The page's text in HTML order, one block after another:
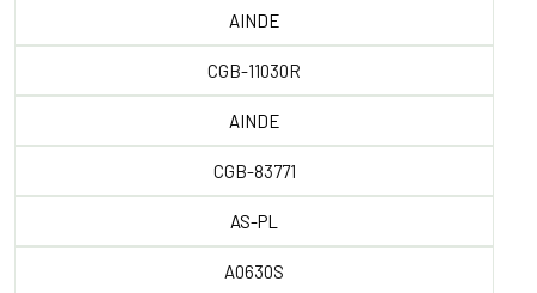
AINDE
CGB-11030R
AINDE
CGB-83771
AS-PL
A0630S